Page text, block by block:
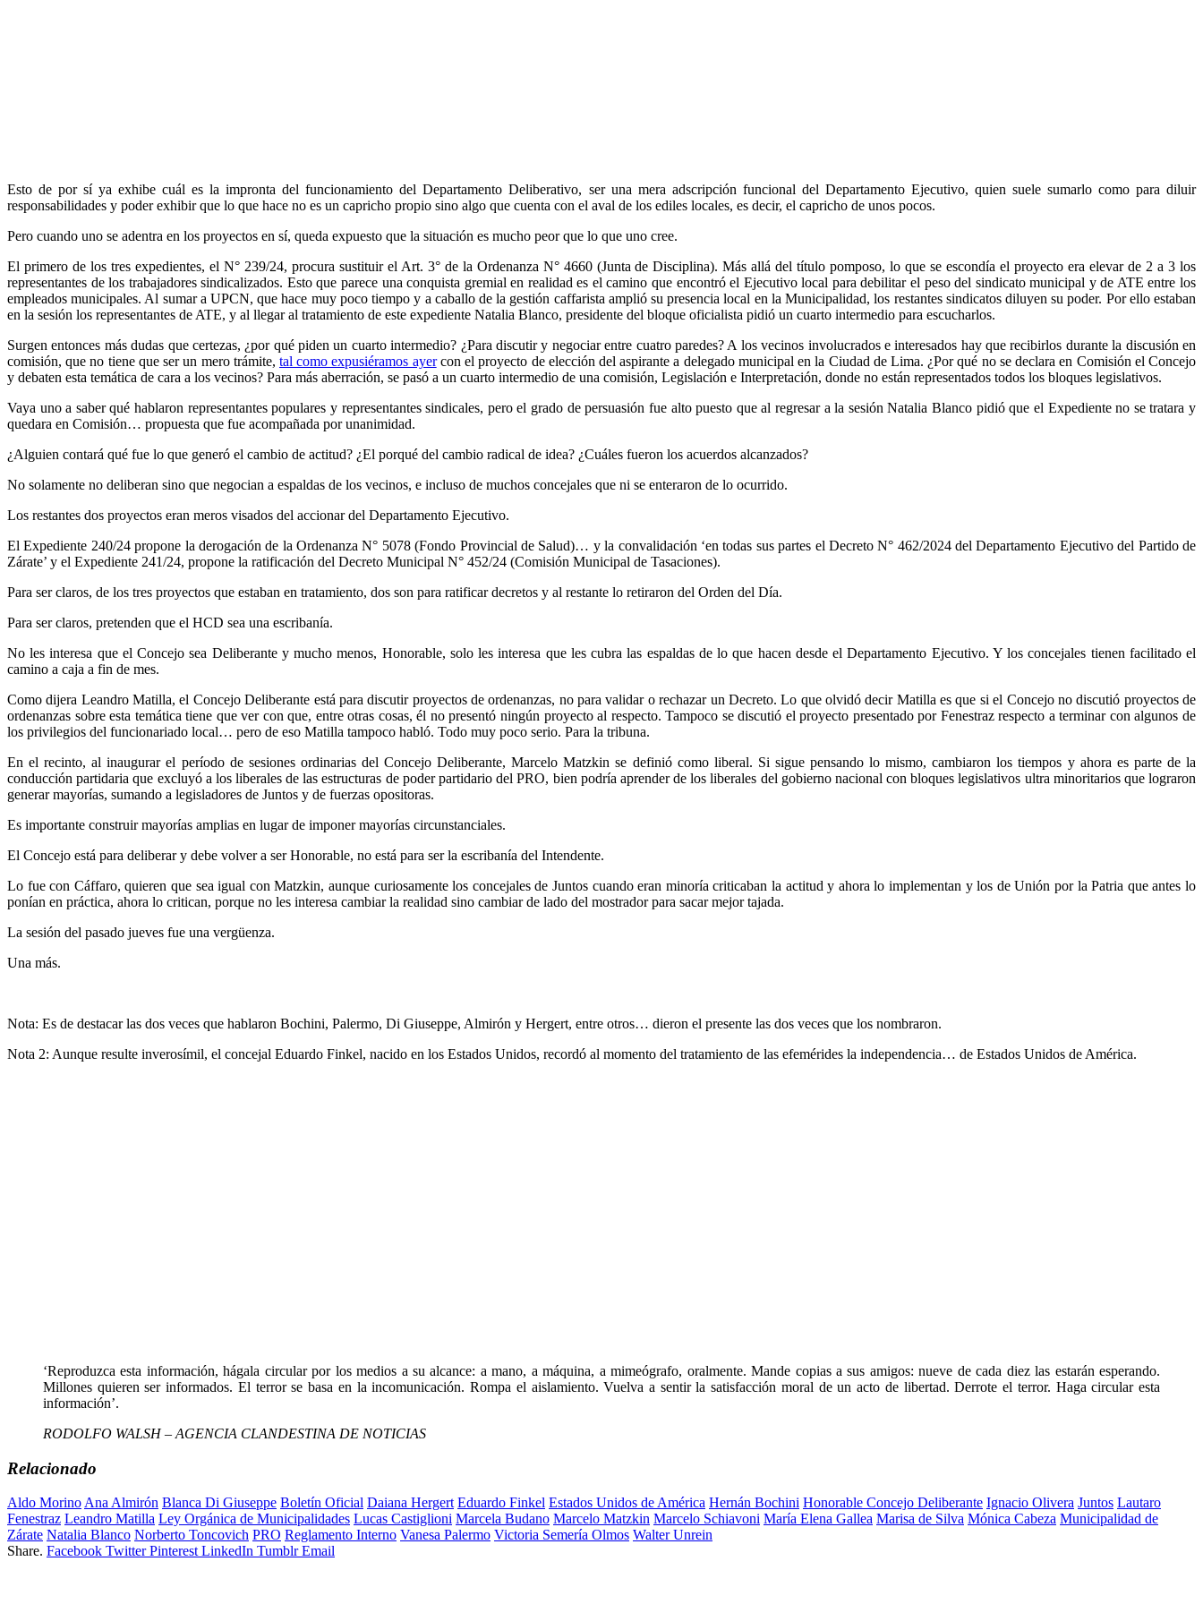
Esto de por sí ya exhibe cuál es la impronta del funcionamiento del Departamento Deliberativo, ser una mera adscripción funcional del Departamento Ejecutivo, quien suele sumarlo como para diluir
responsabilidades y poder exhibir que lo que hace no es un capricho propio sino algo que cuenta con el aval de los ediles locales, es decir, el capricho de unos pocos.
Pero cuando uno se adentra en los proyectos en sí, queda expuesto que la situación es mucho peor que lo que uno cree.
El primero de los tres expedientes, el N° 239/24, procura sustituir el Art. 3° de la Ordenanza N° 4660 (Junta de Disciplina). Más allá del título pomposo, lo que se escondía el proyecto era elevar de 2 a 3 los
representantes de los trabajadores sindicalizados. Esto que parece una conquista gremial en realidad es el camino que encontró el Ejecutivo local para debilitar el peso del sindicato municipal y de ATE entre los
empleados municipales. Al sumar a UPCN, que hace muy poco tiempo y a caballo de la gestión caffarista amplió su presencia local en la Municipalidad, los restantes sindicatos diluyen su poder. Por ello estaban
en la sesión los representantes de ATE, y al llegar al tratamiento de este expediente Natalia Blanco, presidente del bloque oficialista pidió un cuarto intermedio para escucharlos.
Surgen entonces más dudas que certezas, ¿por qué piden un cuarto intermedio? ¿Para discutir y negociar entre cuatro paredes? A los vecinos involucrados e interesados hay que recibirlos durante la discusión en
comisión, que no tiene que ser un mero trámite, tal como expusiéramos ayercon el proyecto de elección del aspirante a delegado municipal en la Ciudad de Lima. ¿Por qué no se declara en Comisión el Concejo
y debaten esta temática de cara a los vecinos? Para más aberración, se pasó a un cuarto intermedio de una comisión, Legislación e Interpretación, donde no están representados todos los bloques legislativos.
Vaya uno a saber qué hablaron representantes populares y representantes sindicales, pero el grado de persuasión fue alto puesto que al regresar a la sesión Natalia Blanco pidió que el Expediente no se tratara y
quedara en Comisión… propuesta que fue acompañada por unanimidad.
¿Alguien contará qué fue lo que generó el cambio de actitud? ¿El porqué del cambio radical de idea? ¿Cuáles fueron los acuerdos alcanzados?
No solamente no deliberan sino que negocian a espaldas de los vecinos, e incluso de muchos concejales que ni se enteraron de lo ocurrido.
Los restantes dos proyectos eran meros visados del accionar del Departamento Ejecutivo.
El Expediente 240/24 propone la derogación de la Ordenanza N° 5078 (Fondo Provincial de Salud)… y la convalidación ‘en todas sus partes el Decreto N° 462/2024 del Departamento Ejecutivo del Partido de
Zárate’ y el Expediente 241/24, propone la ratificación del Decreto Municipal N° 452/24 (Comisión Municipal de Tasaciones).
Para ser claros, de los tres proyectos que estaban en tratamiento, dos son para ratificar decretos y al restante lo retiraron del Orden del Día.
Para ser claros, pretenden que el HCD sea una escribanía.
No les interesa que el Concejo sea Deliberante y mucho menos, Honorable, solo les interesa que les cubra las espaldas de lo que hacen desde el Departamento Ejecutivo. Y los concejales tienen facilitado el
camino a caja a fin de mes.
Como dijera Leandro Matilla, el Concejo Deliberante está para discutir proyectos de ordenanzas, no para validar o rechazar un Decreto. Lo que olvidó decir Matilla es que si el Concejo no discutió proyectos de
ordenanzas sobre esta temática tiene que ver con que, entre otras cosas, él no presentó ningún proyecto al respecto. Tampoco se discutió el proyecto presentado por Fenestraz respecto a terminar con algunos de
los privilegios del funcionariado local… pero de eso Matilla tampoco habló. Todo muy poco serio. Para la tribuna.
En el recinto, al inaugurar el período de sesiones ordinarias del Concejo Deliberante, Marcelo Matzkin se definió como liberal. Si sigue pensando lo mismo, cambiaron los tiempos y ahora es parte de la
conducción partidaria que excluyó a los liberales de las estructuras de poder partidario del PRO, bien podría aprender de los liberales del gobierno nacional con bloques legislativos ultra minoritarios que lograron
generar mayorías, sumando a legisladores de Juntos y de fuerzas opositoras.
Es importante construir mayorías amplias en lugar de imponer mayorías circunstanciales.
El Concejo está para deliberar y debe volver a ser Honorable, no está para ser la escribanía del Intendente.
Lo fue con Cáffaro, quieren que sea igual con Matzkin, aunque curiosamente los concejales de Juntos cuando eran minoría criticaban la actitud y ahora lo implementan y los de Unión por la Patria que antes lo
ponían en práctica, ahora lo critican, porque no les interesa cambiar la realidad sino cambiar de lado del mostrador para sacar mejor tajada.
La sesión del pasado jueves fue una vergüenza.
Una más.
Nota: Es de destacar las dos veces que hablaron Bochini, Palermo, Di Giuseppe, Almirón y Hergert, entre otros… dieron el presente las dos veces que los nombraron.
Nota 2: Aunque resulte inverosímil, el concejal Eduardo Finkel, nacido en los Estados Unidos, recordó al momento del tratamiento de las efemérides la independencia… de Estados Unidos de América.
‘Reproduzca esta información, hágala circular por los medios a su alcance: a mano, a máquina, a mimeógrafo, oralmente. Mande copias a sus amigos: nueve de cada diez las estarán esperando.
Millones quieren ser informados. El terror se basa en la incomunicación. Rompa el aislamiento. Vuelva a sentir la satisfacción moral de un acto de libertad. Derrote el terror. Haga circular esta
información’.
RODOLFO WALSH – AGENCIA CLANDESTINA DE NOTICIAS
Relacionado
Aldo Morino Ana Almirón Blanca Di Giuseppe Boletín Oficial Daiana Hergert Eduardo Finkel Estados Unidos de América Hernán Bochini Honorable Concejo Deliberante Ignacio Olivera Juntos Lautaro
Fenestraz Leandro Matilla Ley Orgánica de Municipalidades Lucas Castiglioni Marcela Budano Marcelo Matzkin Marcelo Schiavoni María Elena Gallea Marisa de Silva Mónica Cabeza Municipalidad de
Zárate Natalia Blanco Norberto Toncovich PRO Reglamento Interno Vanesa Palermo Victoria Semería Olmos Walter Unrein
Share. Facebook Twitter Pinterest LinkedIn Tumblr Email